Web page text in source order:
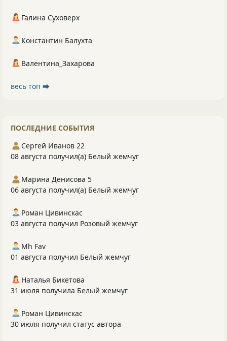
Галина Суховерх
Константин Балухта
Валентина_Захарова
весь топ ⮕
ПОСЛЕДНИЕ СОБЫТИЯ
Сергей Иванов 22
08 августа получил(а) Белый жемчуг
Марина Денисова 5
06 августа получил(а) Белый жемчуг
Роман Цивинскас
03 августа получил Розовый жемчуг
Mh Fav
01 августа получил Белый жемчуг
Наталья Бикетова
31 июля получила Белый жемчуг
Роман Цивинскас
30 июля получил статус автора